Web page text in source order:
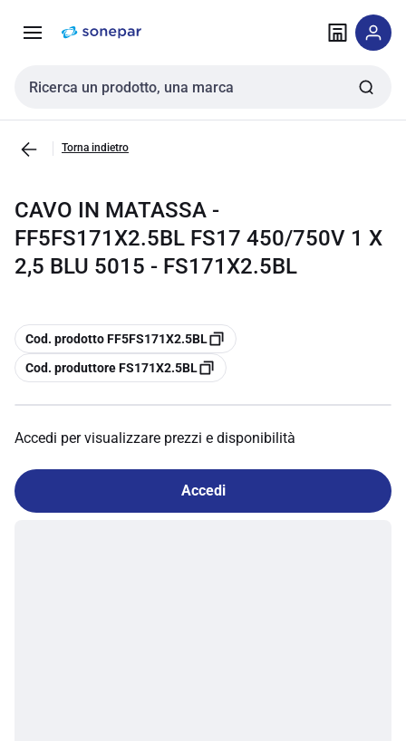
navigazione alla
Cerca input
Torna indietro
CAVO IN MATASSA -
FF5FS171X2.5BL FS17 450/750V 1 X
2,5 BLU 5015 - FS171X2.5BL
copia
Cod. prodotto FF5FS171X2.5BL
copia
Cod. produttore FS171X2.5BL
Accedi per visualizzare prezzi e disponibilità
Accedi